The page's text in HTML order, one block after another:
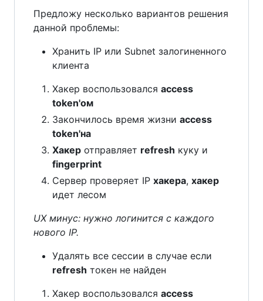
Предложу несколько вариантов решения
данной проблемы:
Хранить IP или Subnet залогиненного
клиента
Хакер воспользовался access
token'ом
Закончилось время жизни access
token'на
Хакер отправляет refresh куку и
fingerprint
Сервер проверяет IP хакера, хакер
идет лесом
UX минус: нужно логинится с каждого
нового IP.
Удалять все сессии в случае если
refresh токен не найден
Хакер воспользовался access